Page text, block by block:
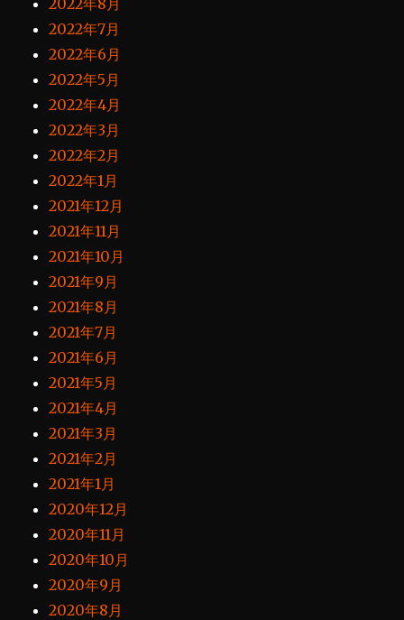
2022年8月
2022年7月
2022年6月
2022年5月
2022年4月
2022年3月
2022年2月
2022年1月
2021年12月
2021年11月
2021年10月
2021年9月
2021年8月
2021年7月
2021年6月
2021年5月
2021年4月
2021年3月
2021年2月
2021年1月
2020年12月
2020年11月
2020年10月
2020年9月
2020年8月